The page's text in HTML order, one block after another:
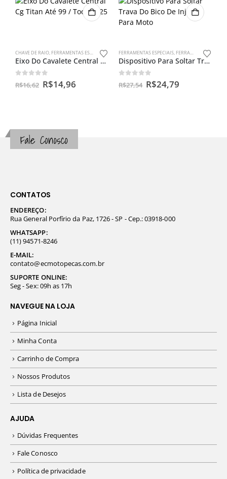
CHAVE DE RAIO, FERRAMENTAS ESPECIAIS
Eixo Do Cavalete Central Cg Titan Até 99 / Today 125
out of 5
R$16,62 R$14,96
FERRAMENTAS ESPECIAIS, FERRAMENTAS PARA INJEÇÃO
Dispositivo Para Soltar Trava Do Bico De Injeção Para Moto
out of 5
R$27,54 R$24,79
Fale Conosco
CONTATOS
ENDEREÇO:
Rua General Porfírio da Paz, 1726 - SP - Cep.: 03918-000
WHATSAPP:
(11) 94571-8246
E-MAIL:
contato@ecmotopecas.com.br
SUPORTE ONLINE:
Seg - Sex: 09h as 17h
NAVEGUE NA LOJA
Página Inicial
Minha Conta
Carrinho de Compra
Nossos Produtos
Lista de Desejos
AJUDA
Dúvidas Frequentes
Fale Conosco
Política de privacidade